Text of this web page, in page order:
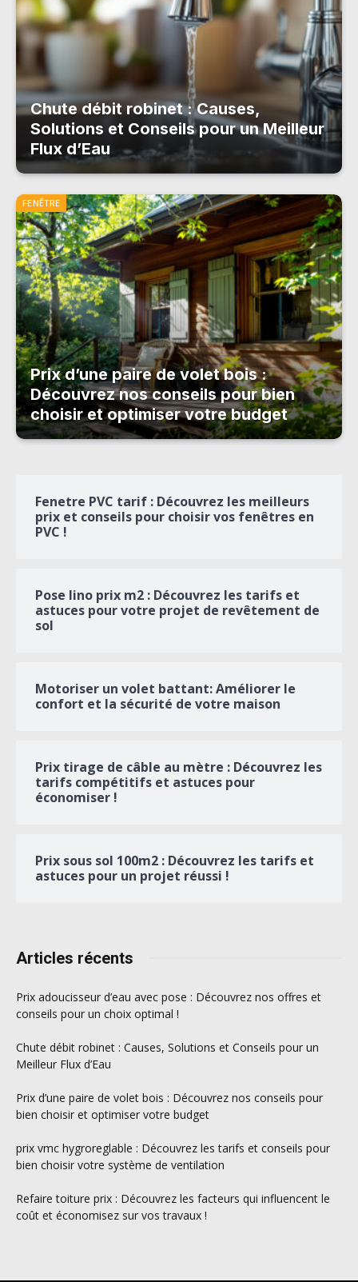
Chute débit robinet : Causes,
Solutions et Conseils pour un Meilleur
Flux d’Eau
FENÊTRE
Prix d’une paire de volet bois :
Découvrez nos conseils pour bien
choisir et optimiser votre budget
Fenetre PVC tarif : Découvrez les meilleurs
prix et conseils pour choisir vos fenêtres en
PVC !
Pose lino prix m2 : Découvrez les tarifs et
astuces pour votre projet de revêtement de
sol
Motoriser un volet battant: Améliorer le
confort et la sécurité de votre maison
Prix tirage de câble au mètre : Découvrez les
tarifs compétitifs et astuces pour
économiser !
Prix sous sol 100m2 : Découvrez les tarifs et
astuces pour un projet réussi !
Articles récents
Prix adoucisseur d’eau avec pose : Découvrez nos offres et
conseils pour un choix optimal !
Chute débit robinet : Causes, Solutions et Conseils pour un
Meilleur Flux d’Eau
Prix d’une paire de volet bois : Découvrez nos conseils pour
bien choisir et optimiser votre budget
prix vmc hygroreglable : Découvrez les tarifs et conseils pour
bien choisir votre système de ventilation
Refaire toiture prix : Découvrez les facteurs qui influencent le
coût et économisez sur vos travaux !